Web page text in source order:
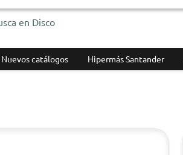
Nuevos catálogos Hipermás Santander